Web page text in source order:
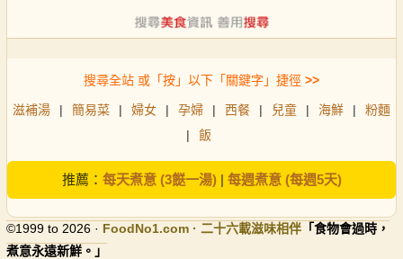
搜尋全站 或「按」以下「關鍵字」捷徑 >>
滋補湯 | 簡易菜 | 婦女 | 孕婦 | 西餐 | 兒童 | 海鮮 |
粉麵
|
飯
推薦： 每天煮意 (3餸一湯)| 每週煮意 (每週5天)
©1999 to 2026 · FoodNo1.com · 二十六載滋味相伴 「食物會過時，
煮意永遠新鮮。」